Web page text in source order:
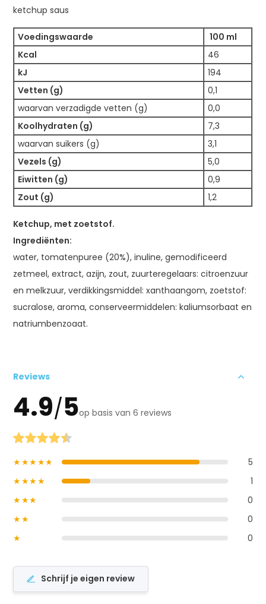
ketchup saus
Voedingswaarde
100 ml
Kcal
46
kJ
194
Vetten (g)
0,1
waarvan verzadigde vetten (g)
0,0
Koolhydraten (g)
7,3
waarvan suikers (g)
3,1
Vezels (g)
5,0
Eiwitten (g)
0,9
Zout (g)
1,2
Ketchup, met zoetstof.
Ingrediënten:
water, tomatenpuree (20%), inuline, gemodificeerd
zetmeel, extract, azijn, zout, zuurteregelaars: citroenzuur
en melkzuur, verdikkingsmiddel: xanthaangom, zoetstof:
sucralose, aroma, conserveermiddelen: kaliumsorbaat en
natriumbenzoaat.
Reviews
4.9/5op basis van 6 reviews
★★★★★
5
★★★★
1
★★★
0
★★
0
★
0
Schrijf je eigen review